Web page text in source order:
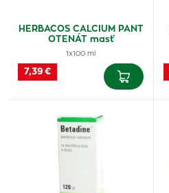
HERBACOS CALCIUM PANT
OTENÁT masť
1x100 ml
7,39 €